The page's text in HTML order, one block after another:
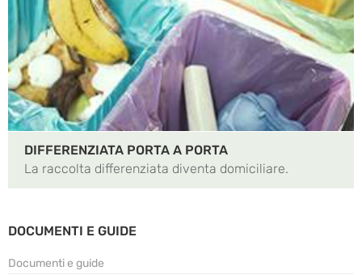
DIFFERENZIATA PORTA A PORTA
La raccolta differenziata diventa domiciliare.
DOCUMENTI E GUIDE
Documenti e guide